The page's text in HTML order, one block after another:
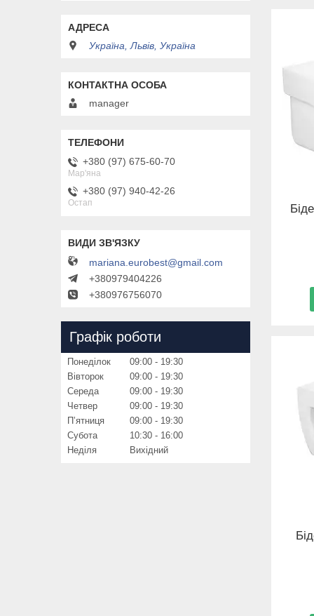
Україна, Львів, Україна
manager
+380 (97) 675-60-70
Мар'яна
+380 (97) 940-42-26
Остап
mariana.eurobest@gmail.com
+380979404226
+380976756070
Графік роботи
Понеділок 09:00
19:30
Вівторок
09:00
19:30
Середа
09:00
19:30
Четвер
09:00
19:30
Пʼятниця
09:00
19:30
Субота
10:30
16:00
Неділя
Вихідний